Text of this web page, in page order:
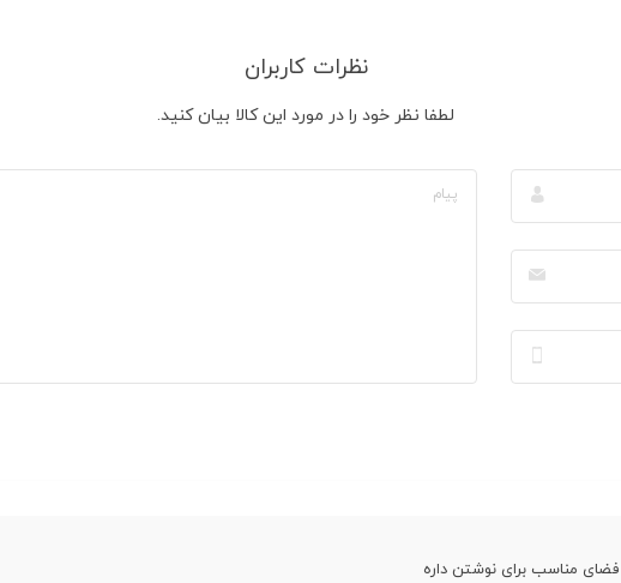
نظرات کاربران
لطفا نظر خود را در مورد این کالا بیان کنید.
فضای مناسب برای نوشتن داره